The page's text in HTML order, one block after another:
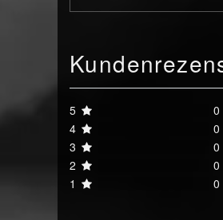
5
0
4
0
3
0
2
0
1
0